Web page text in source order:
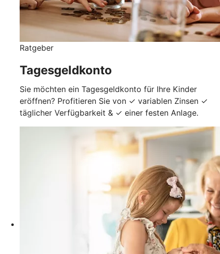
Ratgeber
Tagesgeldkonto
Sie möchten ein Tagesgeldkonto für Ihre Kinder
eröffnen? Profitieren Sie von ✓ variablen Zinsen ✓
täglicher Verfügbarkeit & ✓ einer festen Anlage.